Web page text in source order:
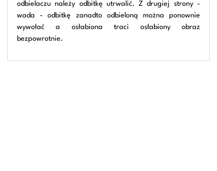
odbielaczu należy odbitkę utrwalić. Z drugiej strony -
wada - odbitkę zanadto odbieloną można ponownie
wywołać a osłabiona traci osłabiony obraz
bezpowrotnie.